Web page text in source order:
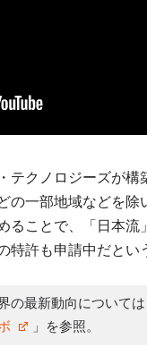
テクノロジーズが
の一部地域などを
ることで、「日本
特許も申請中だとい
の最新動向については
」を参照。